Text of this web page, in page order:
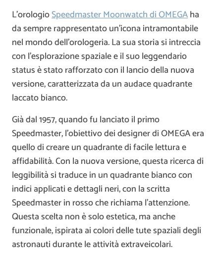
L’orologioSpeedmaster Moonwatch di OMEGAha
da sempre rappresentato un’icona intramontabile
nel mondo dell’orologeria. La sua storia si intreccia
con l’esplorazione spaziale e il suo leggendario
status è stato rafforzato con il lancio della nuova
versione, caratterizzata da un audace quadrante
laccato bianco.
Già dal 1957, quando fu lanciato il primo
Speedmaster, l’obiettivo dei designer di OMEGA era
quello di creare un quadrante di facile lettura e
affidabilità. Con la nuova versione, questa ricerca di
leggibilità si traduce in un quadrante bianco con
indici applicati e dettagli neri, con la scritta
Speedmaster in rosso che richiama l’attenzione.
Questa scelta non è solo estetica, ma anche
funzionale, ispirata ai colori delle tute spaziali degli
astronauti durante le attività extraveicolari.